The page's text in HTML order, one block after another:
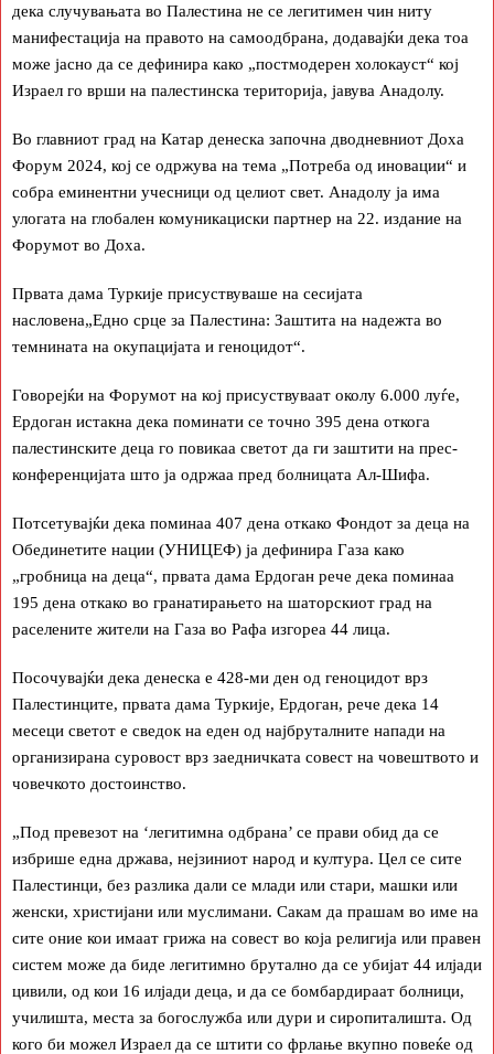
дека случувањата во Палестина не се легитимен чин ниту
манифестација на правото на самоодбрана, додавајќи дека тоа
може јасно да се дефинира како „постмодерен холокауст“ кој
Израел го врши на палестинска територија, јавува Анадолу.
Во главниот град на Катар денеска започна дводневниот Доха
Форум 2024, кој се одржува на тема „Потреба од иновации“ и
собра еминентни учесници од целиот свет. Анадолу ја има
улогата на глобален комуникациски партнер на 22. издание на
Форумот во Доха.
Првата дама Туркије присуствуваше на сесијата
насловена„Едно срце за Палестина: Заштита на надежта во
темнината на окупацијата и геноцидот“.
Говорејќи на Форумот на кој присуствуваат околу 6.000 луѓе,
Ердоган истакна дека поминати се точно 395 дена откога
палестинските деца го повикаа светот да ги заштити на прес-
конференцијата што ја одржаа пред болницата Ал-Шифа.
Потсетувајќи дека поминаа 407 дена откако Фондот за деца на
Обединетите нации (УНИЦЕФ) ја дефинира Газа како
„гробница на деца“, првата дама Ердоган рече дека поминаа
195 дена откако во гранатирањето на шаторскиот град на
раселените жители на Газа во Рафа изгореа 44 лица.
Посочувајќи дека денеска е 428-ми ден од геноцидот врз
Палестинците, првата дама Туркије, Ердоган, рече дека 14
месеци светот е сведок на еден од најбруталните напади на
организирана суровост врз заедничката совест на човештвото и
човечкото достоинство.
„Под превезот на ‘легитимна одбрана’ се прави обид да се
избрише една држава, нејзиниот народ и култура. Цел се сите
Палестинци, без разлика дали се млади или стари, машки или
женски, христијани или муслимани. Сакам да прашам во име на
сите оние кои имаат грижа на совест во која религија или правен
систем може да биде легитимно брутално да се убијат 44 илјади
цивили, од кои 16 илјади деца, и да се бомбардираат болници,
училишта, места за богослужба или дури и сиропиталишта. Од
кого би можел Израел да се штити со фрлање вкупно повеќе од